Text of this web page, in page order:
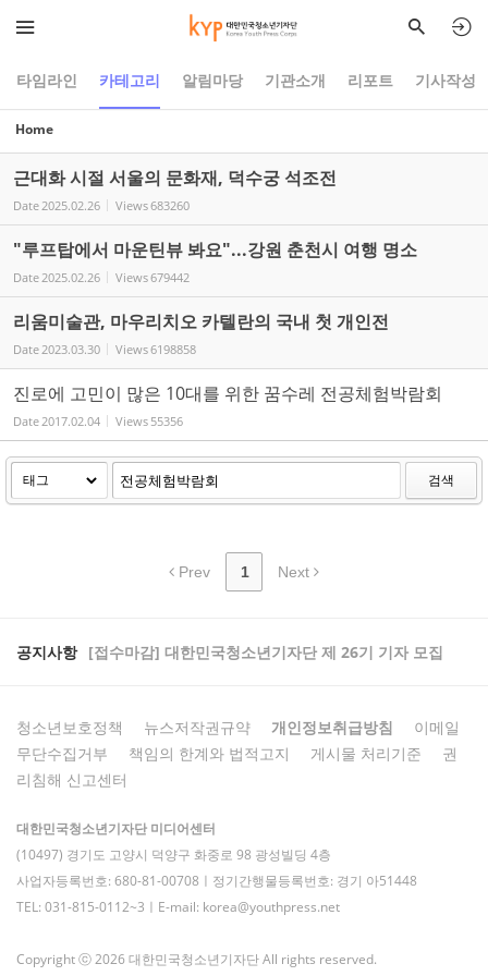
타임라인 카테고리 알림마당 기관소개 리포트 기사작성
Home
근대화 시절 서울의 문화재, 덕수궁 석조전
Date2025.02.26 Views683260
"루프탑에서 마운틴뷰 봐요"...강원 춘천시 여행 명소
Date2025.02.26 Views679442
리움미술관, 마우리치오 카텔란의 국내 첫 개인전
Date2023.03.30 Views6198858
진로에 고민이 많은 10대를 위한 꿈수레 전공체험박람회
Date2017.02.04 Views 55356
검색
Prev 1 Next
공지사항 [접수마감] 대한민국청소년기자단 제 26기 기자 모집
청소년보호정책 뉴스저작권규약 개인정보취급방침
이메일
무단수집거부
책임의 한계와 법적고지 게시물 처리기준
권
리침해 신고센터
대한민국청소년기자단 미디어센터
(10497) 경기도 고양시 덕양구 화중로 98 광성빌딩 4층
사업자등록번호: 680-81-00708ㅣ정기간행물등록번호: 경기 아51448
TEL: 031-815-0112~3ㅣE-mail: korea@youthpress.net
Copyright ⓒ 2026 대한민국청소년기자단 All rights reserved.
Sketchbook5, 스케치북5